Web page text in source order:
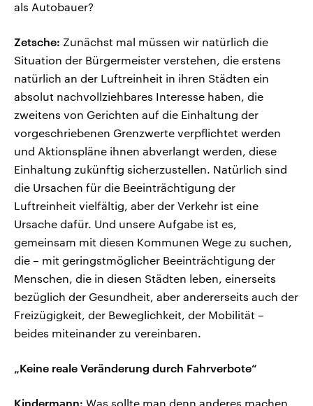
als Autobauer?
Zetsche: Zunächst mal müssen wir natürlich die
Situation der Bürgermeister verstehen, die erstens
natürlich an der Luftreinheit in ihren Städten ein
absolut nachvollziehbares Interesse haben, die
zweitens von Gerichten auf die Einhaltung der
vorgeschriebenen Grenzwerte verpflichtet werden
und Aktionspläne ihnen abverlangt werden, diese
Einhaltung zukünftig sicherzustellen. Natürlich sind
die Ursachen für die Beeinträchtigung der
Luftreinheit vielfältig, aber der Verkehr ist eine
Ursache dafür. Und unsere Aufgabe ist es,
gemeinsam mit diesen Kommunen Wege zu suchen,
die – mit geringstmöglicher Beeinträchtigung der
Menschen, die in diesen Städten leben, einerseits
bezüglich der Gesundheit, aber andererseits auch der
Freizügigkeit, der Beweglichkeit, der Mobilität –
beides miteinander zu vereinbaren.
„Keine reale Veränderung durch Fahrverbote“
Kindermann: Was sollte man denn anderes machen,